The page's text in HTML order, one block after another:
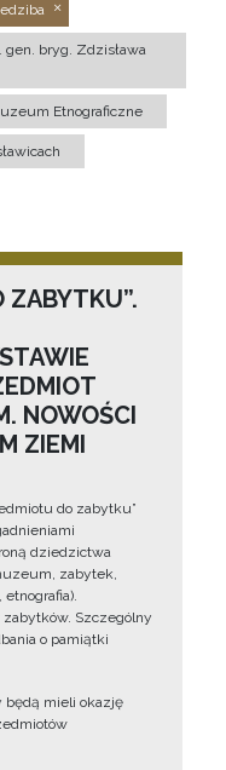
gen. bryg. Zdzisława
Etnograficzne
ZABYTKU”.
NOWOŚCI
ZIEMI
do zabytku”
dziedzictwa
zabytek,
Szczególny
o pamiątki
będą mieli okazję